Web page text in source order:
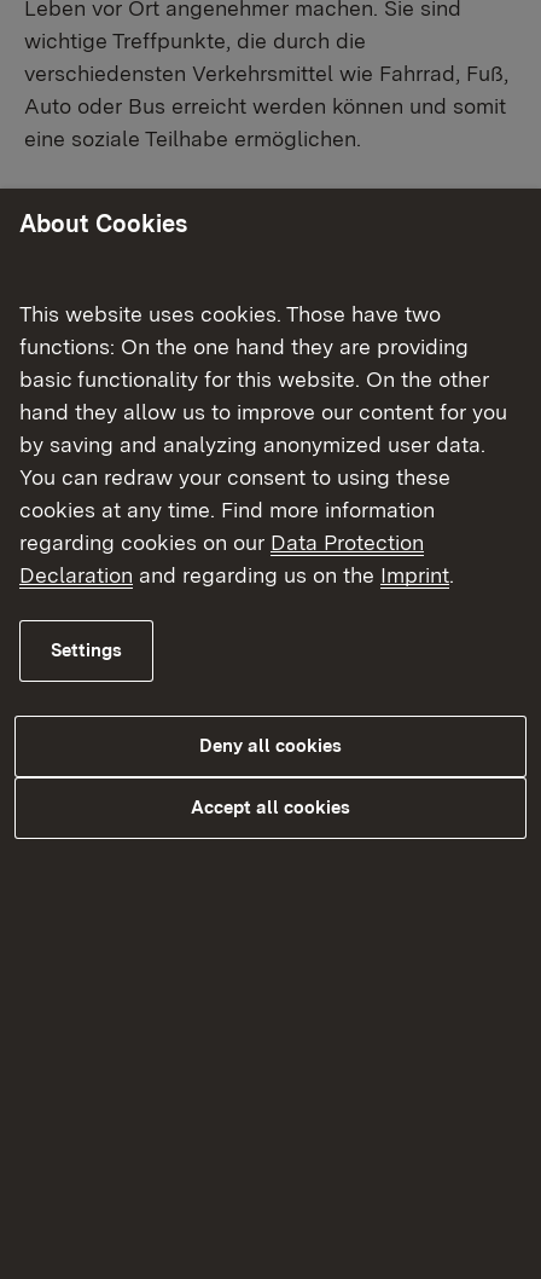
Leben vor Ort angenehmer machen. Sie sind
wichtige Treffpunkte, die durch die
verschiedensten Verkehrsmittel wie Fahrrad, Fuß,
Auto oder Bus erreicht werden können und somit
eine soziale Teilhabe ermöglichen.
Landesgemeindeverkehrsfinanzierungsgesetzes
Straßen.
Als Prüfungs-, Entscheidungs- und
Bewilligungsbehörden sind die
Regierungspräsidien die zentralen
Ansprechpartner bei Fragen rund um die
Förderprogramme. Bitte wenden Sie sich dazu an
das Referat 45 in Ihrem jeweiligen
Regierungsbezirk.
Förderprogramm kommunaler Straßenbau
(LGVFG-KStB)
About Cookies
This website uses cookies. Those have two
functions: On the one hand they are providing
basic functionality for this website. On the other
hand they allow us to improve our content for you
by saving and analyzing anonymized user data.
You can redraw your consent to using these
cookies at any time. Find more information
regarding cookies on our Data Protection
Declaration and regarding us on the Imprint.
Settings
Deny all cookies
Accept all cookies